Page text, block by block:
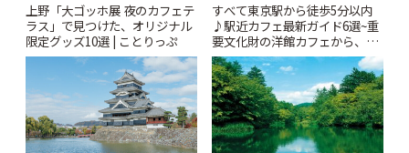
上野「大ゴッホ展 夜のカフェテ
ラス」で見つけた、オリジナル
限定グッズ10選 | ことりっぷ
すべて東京駅から徒歩5分以内
♪駅近カフェ最新ガイド6選~重
要文化財の洋館カフェから、改
札すぐのレトロ喫茶まで~ | こと
りっぷ